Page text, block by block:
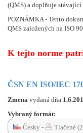
(QMS) a doplňuje stávající
POZNÁMKA - Tento
QMS založených na ISO
K tejto norme
ČSN EN ISO/IEC
Zmena vydaná dňa
Vybraný formát:
Česky -
Tlačené